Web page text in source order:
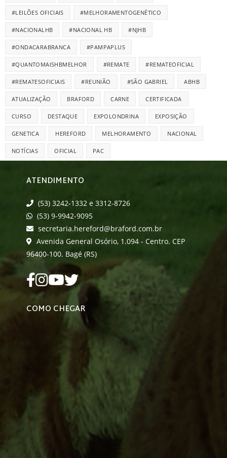
#LEILÕES OFICIAIS #MELHORAMENTOGENÉTICO
#NACIONALHB #NACIONAL HB #NJHB
#ONDACARABRANCA #PAMPAPLUS
#QUANTOMAISHBMELHOR #REMATE #REMATEOFICIAL
#REMATESOFICIAIS #REUNIÃO #SÃO GABRIEL ABHB
ATUALIZAÇÃO BRAFORD CARNE CERTIFICADA
CURSO DESTAQUE EXPOLONDRINA EXPOSIÇÃO
GENETICA HEREFORD MELHORAMENTO NACIONAL
NOTÍCIAS OFICIAL PAC
ATENDIMENTO
(53) 3242-1332 e 3312-8726
(53) 9-9942-9095
secretaria.hereford@braford.com.br
Avenida General Osório, 1.094 - Centro. CEP
96400-100. Bagé (RS)
COMO CHEGAR